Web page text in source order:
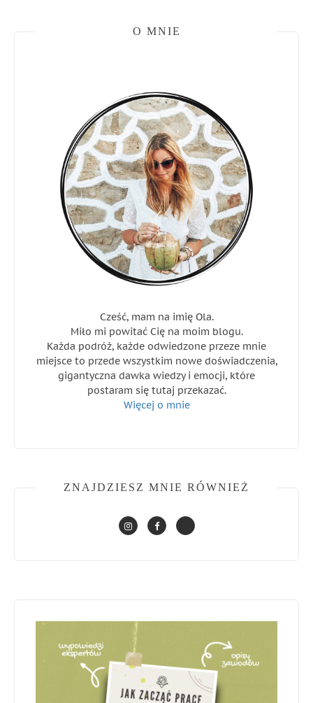
O MNIE
Cześć, mam na imię Ola.
Miło mi powitać Cię na moim blogu.
Każda podróż, każde odwiedzone przeze mnie
miejsce to przede wszystkim nowe doświadczenia,
gigantyczna dawka wiedzy i emocji, które
postaram się tutaj przekazać.
Więcej o mnie
ZNAJDZIESZ MNIE RÓWNIEŻ